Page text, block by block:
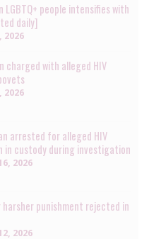
LGBTQ+ people intensifies with
daily]
2026
charged with alleged HIV
2026
arrested for alleged HIV
in custody during investigation
2026
punishment rejected in
2026